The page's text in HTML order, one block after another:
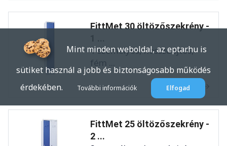
FittMet 30 öltözőszekrény -
1 személyes, hosszúajtós,
fém ...
FittMet 25 öltözőszekrény -
2 ...
Mint minden weboldal, az eptar.hu is
sütiket használ a jobb és biztonságosabb működés
érdekében.
További információk Elfogad